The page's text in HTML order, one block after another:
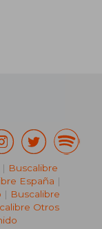
| Buscalibre
España |
| Buscalibre
Otros